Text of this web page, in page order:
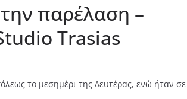
παρέλαση –
Trasias
το μεσημέρι της Δευτέρας, ενώ ήταν σε